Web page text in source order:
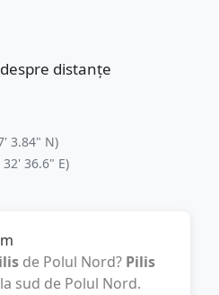
distanțe
3.84" N)
32' 36.6" E)
de Polul Nord? Pilis
la sud de Polul Nord.